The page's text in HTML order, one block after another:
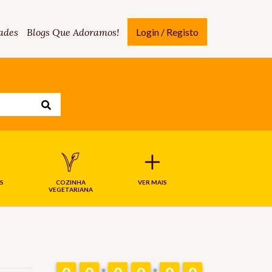
Blogs Que Adoramos! Login / Registo
COZINHA
VEGETARIANA
VER MAIS